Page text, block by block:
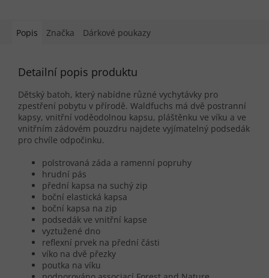
Popis Značka Dárkové poukazy
Detailní popis produktu
Dětský batoh, který nabídne různé vychytávky pro
zpestření pobytu v přírodě. Waldfuchs má dvě postranní
kapsy, vnitřní voděodolnou kapsu, pláštěnku ve víku a ve
vnitřním zádovém pouzdru najdete vyjímatelný podsedák
pro chvíle odpočinku.
polstrovaná záda a ramenní popruhy
hrudní pás
přední kapsa na suchý zip
boční elastická kapsa
boční kapsa na zip
podsedák ve vnitřní kapse
vyztužené dno
reflexní prvek na přední části
víko na dvě přezky
poutka na víku